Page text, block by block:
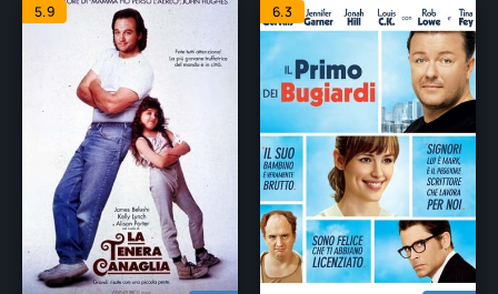
5.9 6.3